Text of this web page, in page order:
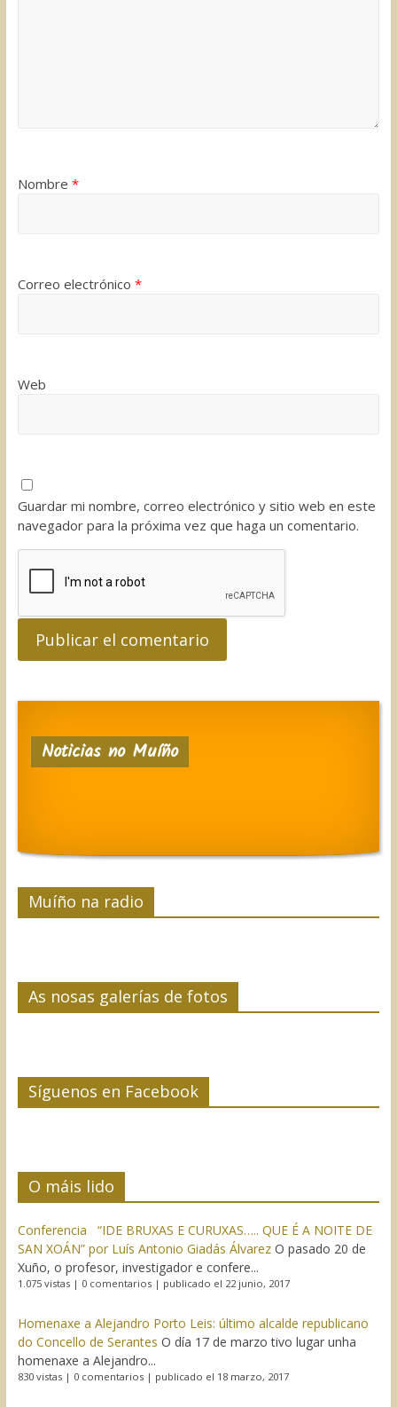
Nombre *
Correo electrónico *
Web
Guardar mi nombre, correo electrónico y sitio web en este
navegador para la próxima vez que haga un comentario.
Noticias no Muíño
Muíño na radio
As nosas galerías de fotos
Síguenos en Facebook
O máis lido
Conferencia “IDE BRUXAS E CURUXAS….. QUE É A NOITE DE
SAN XOÁN” por Luís Antonio Giadás Álvarez O pasado 20 de
Xuño, o profesor, investigador e confere...
1.075 vistas| 0 comentarios| publicado el 22 junio, 2017
Homenaxe a Alejandro Porto Leis: último alcalde republicano
do Concello de Serantes O día 17 de marzo tivo lugar unha
homenaxe a Alejandro...
830 vistas| 0 comentarios| publicado el 18 marzo, 2017